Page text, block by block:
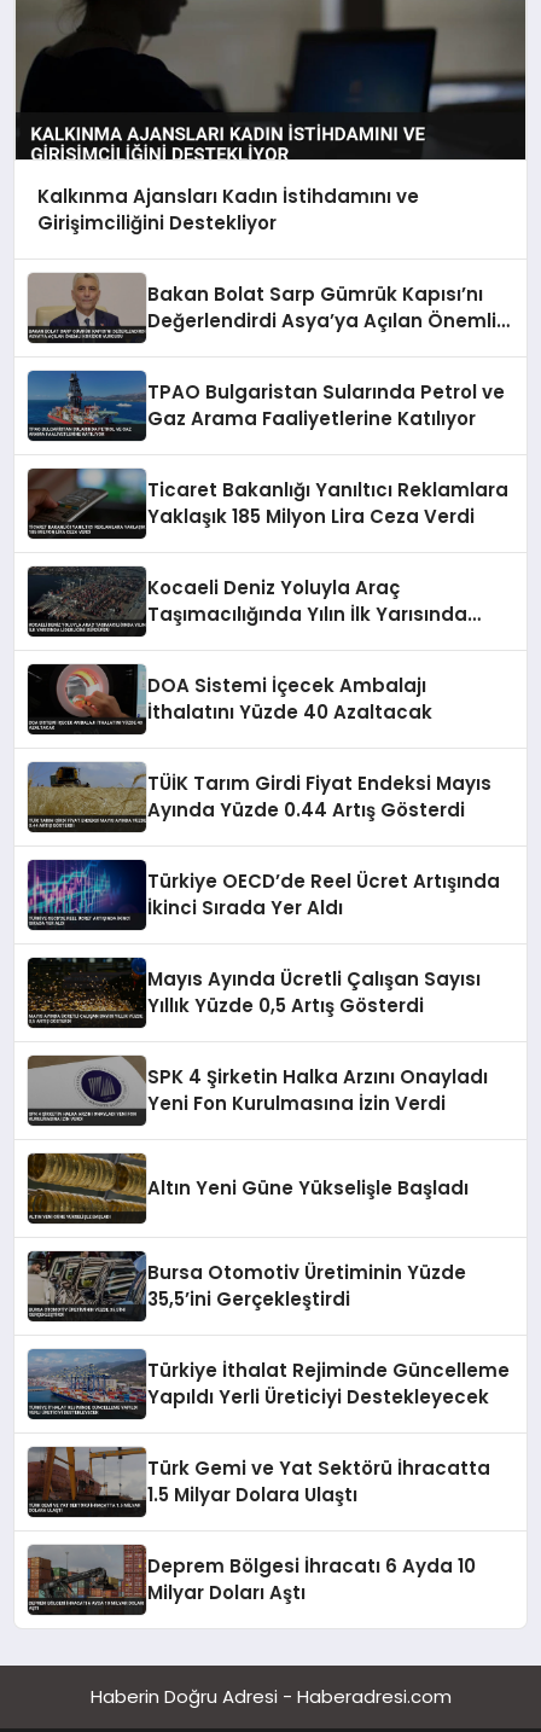
Kalkınma Ajansları Kadın İstihdamını ve
Girişimciliğini Destekliyor
Bakan Bolat Sarp Gümrük Kapısı’nı
Değerlendirdi Asya’ya Açılan Önemli
TPAO Bulgaristan Sularında Petrol ve
Gaz Arama Faaliyetlerine Katılıyor
Ticaret Bakanlığı Yanıltıcı Reklamlara
Yaklaşık 185 Milyon Lira Ceza Verdi
Kocaeli Deniz Yoluyla Araç
Taşımacılığında Yılın İlk Yarısında
DOA Sistemi İçecek Ambalajı
İthalatını Yüzde 40 Azaltacak
TÜİK Tarım Girdi Fiyat Endeksi Mayıs
Ayında Yüzde 0.44 Artış Gösterdi
Türkiye OECD’de Reel Ücret Artışında
İkinci Sırada Yer Aldı
Mayıs Ayında Ücretli Çalışan Sayısı
Yıllık Yüzde 0,5 Artış Gösterdi
SPK 4 Şirketin Halka Arzını Onayladı
Yeni Fon Kurulmasına İzin Verdi
Altın Yeni Güne Yükselişle Başladı
Bursa Otomotiv Üretiminin Yüzde
35,5’ini Gerçekleştirdi
Türkiye İthalat Rejiminde Güncelleme
Yapıldı Yerli Üreticiyi Destekleyecek
Türk Gemi ve Yat Sektörü İhracatta
1.5 Milyar Dolara Ulaştı
Deprem Bölgesi İhracatı 6 Ayda 10
Milyar Doları Aştı
Haberin Doğru Adresi - Haberadresi.com